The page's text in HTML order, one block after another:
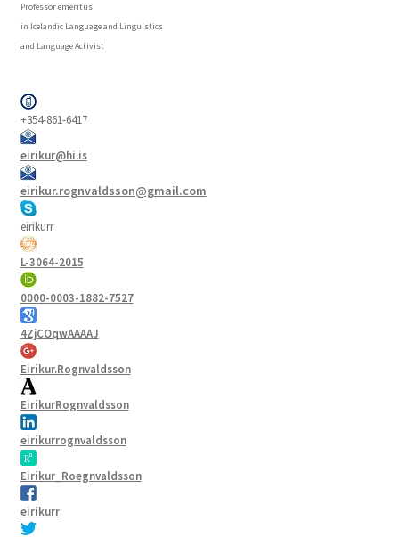
Professor emeritus
in Icelandic Language and Linguistics
and Language Activist
+354-861-6417
eirikur@hi.is
eirikur.rognvaldsson@gmail.com
eirikurr
L-3064-2015
0000-0003-1882-7527
4ZjCOqwAAAAJ
Eirikur.Rognvaldsson
EirikurRognvaldsson
eirikurrognvaldsson
Eirikur_Roegnvaldsson
eirikurr